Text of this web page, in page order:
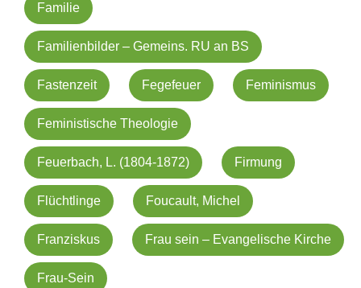
Familie
Familienbilder – Gemeins. RU an BS
Fastenzeit Fegefeuer Feminismus
Feministische Theologie
Feuerbach, L. (1804-1872) Firmung
Flüchtlinge Foucault, Michel
Franziskus Frau sein – Evangelische Kirche
Frau-Sein